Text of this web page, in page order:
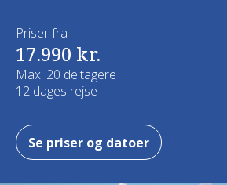
Priser fra
17.990 kr.
Max. 20 deltagere
12 dages rejse
Se priser og datoer